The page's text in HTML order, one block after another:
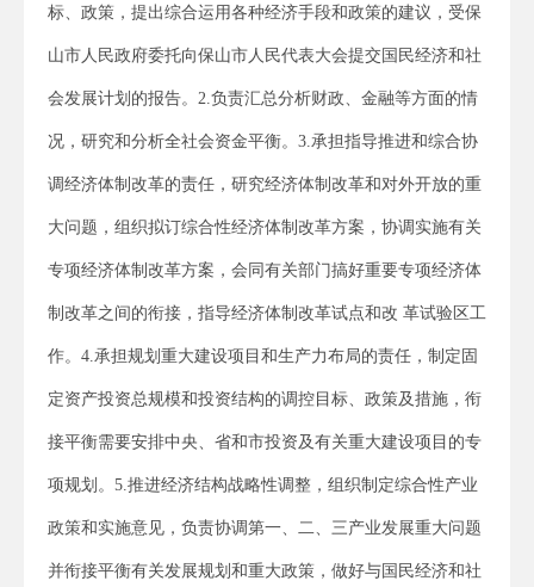
标、政策，提出综合运用各种经济手段和政策的建议，受保
山市人民政府委托向保山市人民代表大会提交国民经济和社
会发展计划的报告。2.负责汇总分析财政、金融等方面的情
况，研究和分析全社会资金平衡。3.承担指导推进和综合协
调经济体制改革的责任，研究经济体制改革和对外开放的重
大问题，组织拟订综合性经济体制改革方案，协调实施有关
专项经济体制改革方案，会同有关部门搞好重要专项经济体
制改革之间的衔接，指导经济体制改革试点和改 革试验区工
作。4.承担规划重大建设项目和生产力布局的责任，制定固
定资产投资总规模和投资结构的调控目标、政策及措施，衔
接平衡需要安排中央、省和市投资及有关重大建设项目的专
项规划。5.推进经济结构战略性调整，组织制定综合性产业
政策和实施意见，负责协调第一、二、三产业发展重大问题
并衔接平衡有关发展规划和重大政策，做好与国民经济和社